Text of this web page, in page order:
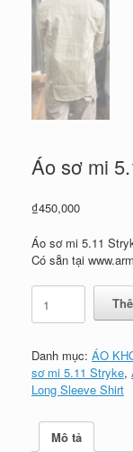
Áo sơ mi
₫450,000
Áo sơ mi 5.11
Có sẵn tại
mi
Stryke
Long
Sleeve
lượng
Danh mục: ÁO
sơ mi 5.11 Stryke,
Long Sleeve Shirt
Mô tả